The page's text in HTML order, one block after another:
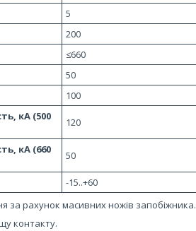
5
200
≤660
50
100
кА (500
120
кА (660
50
-15..+60
за рахунок масивних ножів запобіжника.
контакту.